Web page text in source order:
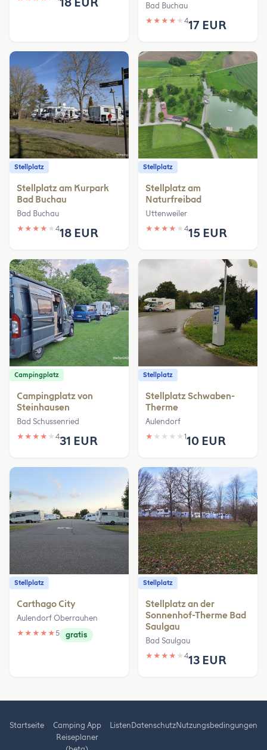
Bad Buchau
★ ★ ★ ★ ★ 417 EUR
Stellplatz
Stellplatz am Kurpark
Bad Buchau
Bad Buchau
★ ★ ★ ★ ★ 418 EUR
Stellplatz
Stellplatz am
Naturfreibad
Uttenweiler
★ ★ ★ ★ ★ 415 EUR
Campingplatz
Campingplatz von
Steinhausen
Bad Schussenried
★ ★ ★ ★ ★ 431 EUR
Stellplatz
Stellplatz Schwaben-
Therme
Aulendorf
★ ★ ★ ★ ★ 110 EUR
Stellplatz
Carthago City
Aulendorf Oberrauhen
★ ★ ★ ★ ★5 gratis
Stellplatz
Stellplatz an der
Sonnenhof-Therme Bad
Saulgau
Bad Saulgau
★ ★ ★ ★ ★ 413 EUR
Startseite
Camping App
Reiseplaner
ListenDatenschutzNutzungsbedingungen